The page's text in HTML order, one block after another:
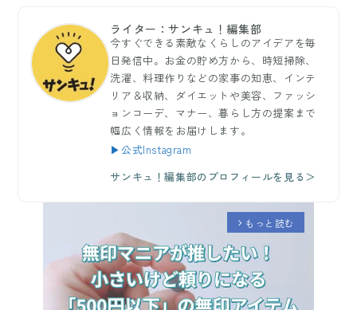
ライター：サンキュ！編集部
今すぐできる素敵なくらしのアイデアを毎
日発信中。お金の貯め方から、時短掃除、
洗濯、料理作りなどの家事の知恵、インテ
リア＆収納、ダイエットや美容、ファッシ
ョンコーデ、マナー、暮らし方の提案まで
幅広く情報をお届けします。
▶公式Instagram
サンキュ！編集部のプロフィールを見る＞
arrow_forward_ios もっと読む